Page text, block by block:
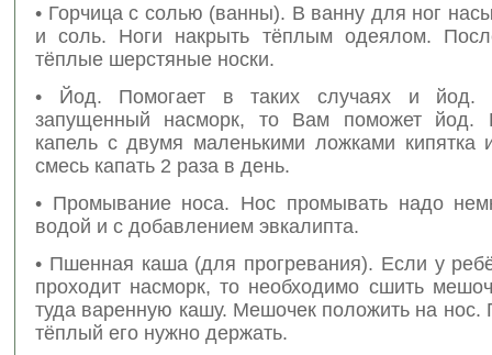
• Горчица с солью (ванны). В ванну для ног
и соль. Ноги накрыть тёплым одеялом.
тёплые шерстяные носки.
• Йод. Помогает в таких случаях и
запущенный насморк, то Вам поможет йод.
капель с двумя маленькими ложками кипятка
смесь капать 2 раза в день.
• Промывание носа. Нос промывать надо
водой и с добавлением эвкалипта.
• Пшенная каша (для прогревания). Если у
проходит насморк, то необходимо сшить
туда варенную кашу. Мешочек положить на нос.
тёплый его нужно держать.